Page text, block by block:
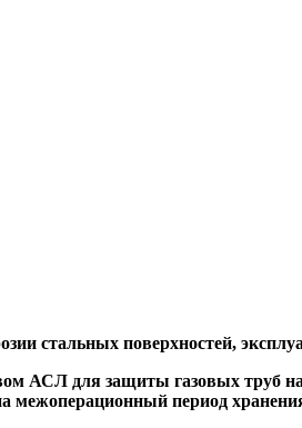
стальных поверхностей,
АСЛ для защиты газовых труб
межоперационный период